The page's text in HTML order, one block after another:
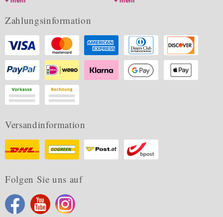
Zahlungsinformation
Versandinformation
Folgen Sie uns auf